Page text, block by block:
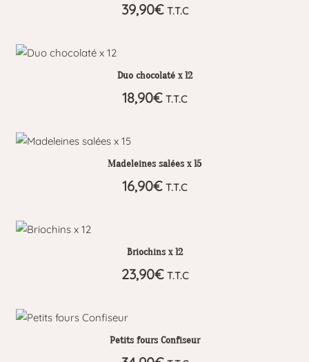
39,90€ T.T.C
Duo chocolaté x 12
18,90€ T.T.C
Madeleines salées x 15
16,90€ T.T.C
Briochins x 12
23,90€ T.T.C
Petits fours Confiseur